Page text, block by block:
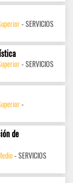
- SERVICIOS
- SERVICIOS
-
de
- SERVICIOS